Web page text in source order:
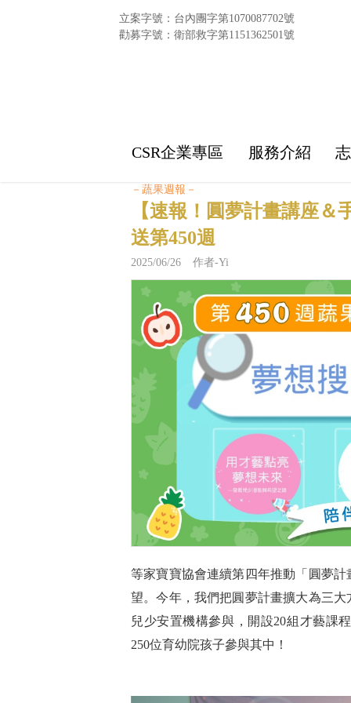
立案字號：台內團字第1070087702號
勸募字號：衛部救字第1151362501號
CSR企業專區 服務介紹
－蔬果週報－
【速報！圓夢計畫講座
送第450週
2025/06/26 作者-Yi
等家寶寶協會連續第四年推動「圓夢
望。今年，我們把圓夢計畫擴大為三
兒少安置機構參與，開設20組才藝課
250位育幼院孩子參與其中！